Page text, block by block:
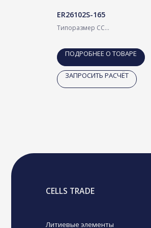
ER26102S-165
Типоразмер СС
ПОДРОБНЕЕ О ТОВАРЕ
ЗАПРОСИТЬ РАСЧЁТ
CELLS TRADE
ОГРН 1197456017780 от 12.04.2019г.